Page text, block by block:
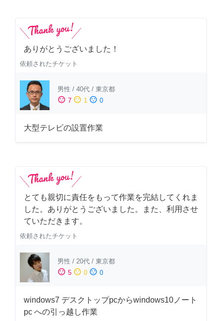
ありがとうございました！
依頼されたチケット
男性 / 40代 / 東京都
sentiment_satisfied 7 sentiment_neutral 1 sentiment_dissatisfied 0
大型テレビの設置作業
とても親切に責任をもって作業を完結してくれま
した。ありがとうございました。また、利用させ
ていただきます。
依頼されたチケット
男性 / 20代 / 東京都
sentiment_satisfied 5 sentiment_neutral 0 sentiment_dissatisfied 0
windows7 デスクトップpcからwindows10ノート
pc への引っ越し作業